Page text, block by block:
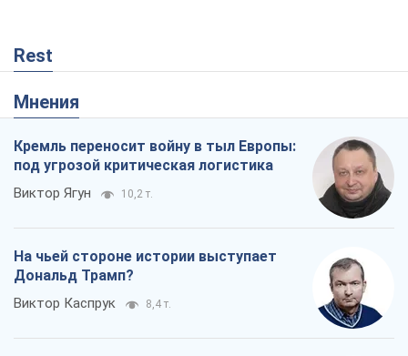
Rest
Мнения
Кремль переносит войну в тыл Европы:
под угрозой критическая логистика
Виктор Ягун 10,2 т.
На чьей стороне истории выступает
Дональд Трамп?
Виктор Каспрук 8,4 т.